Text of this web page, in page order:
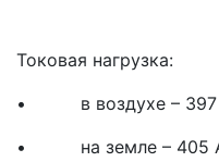
Токовая нагрузка:
• в воздухе – 397
• на земле – 405